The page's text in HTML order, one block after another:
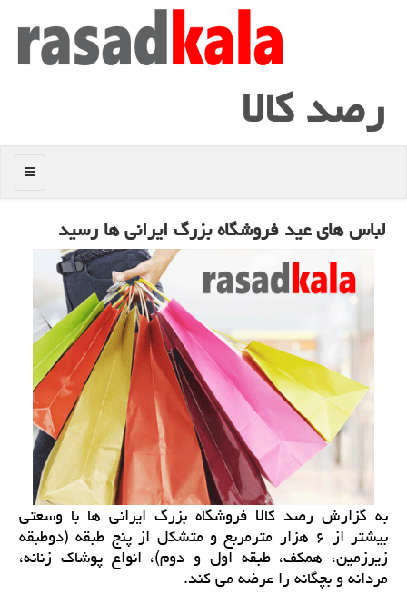
رصد كالا
منو
لباس های عید فروشگاه بزرگ ایرانی ها رسید
به گزارش رصد كالا فروشگاه بزرگ ایرانی ها با وسعتی
بیشتر از ۶ هزار مترمربع و متشكل از پنج طبقه (دوطبقه
زیرزمین، همكف، طبقه اول و دوم)، انواع پوشاك زنانه،
مردانه و بچگانه را عرضه می كند.